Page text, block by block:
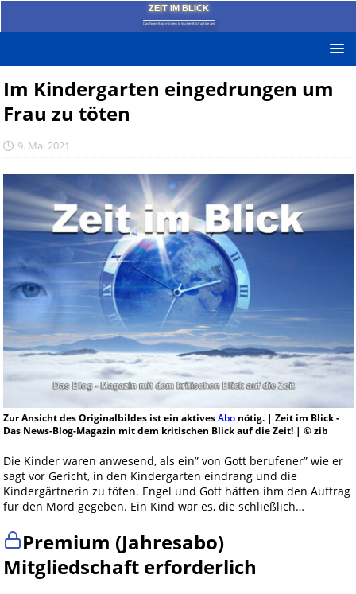
ZEIT IM BLICK
Das News-Blog mit dem kritischen Blick auf die Zeit!
Im Kindergarten eingedrungen um
Frau zu töten
9. Mai 2021
Zur Ansicht des Originalbildes ist ein aktivesAbonötig. | Zeit im Blick -
Das News-Blog-Magazin mit dem kritischen Blick auf die Zeit! | © zib
Die Kinder waren anwesend, als ein” von Gott berufener” wie er
sagt vor Gericht, in den Kindergarten eindrang und die
Kindergärtnerin zu töten. Engel und Gott hätten ihm den Auftrag
für den Mord gegeben. Ein Kind war es, die schließlich…
Premium (Jahresabo)
Mitgliedschaft erforderlich